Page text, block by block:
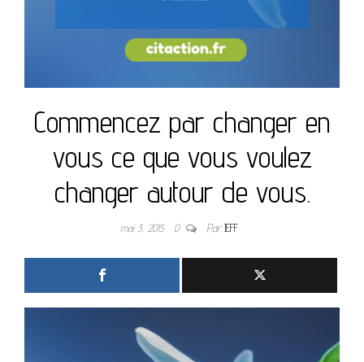
Commencez par changer en
vous ce que vous voulez
changer autour de vous.
mai 3, 2015 0 ParJEFF